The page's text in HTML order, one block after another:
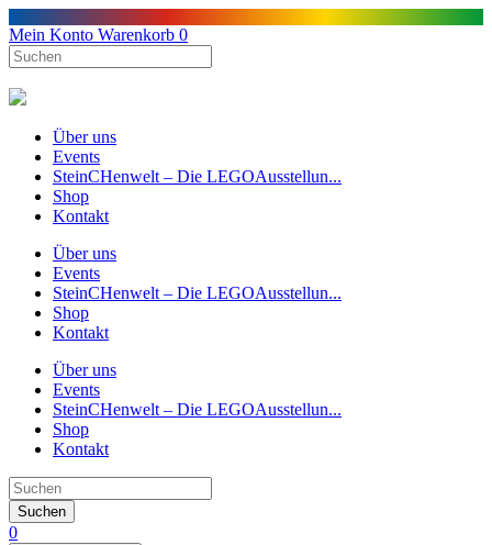
Mein Konto Warenkorb 0
Über uns
Events
SteinCHenwelt – Die LEGOAusstellun...
Shop
Kontakt
Über uns
Events
SteinCHenwelt – Die LEGOAusstellun...
Shop
Kontakt
Über uns
Events
SteinCHenwelt – Die LEGOAusstellun...
Shop
Kontakt
Suchen
0